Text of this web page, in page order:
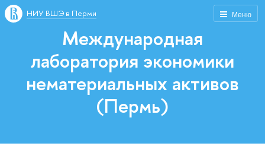
Меню
НИУ ВШЭ в Перми
Международная
лаборатория экономики
нематериальных активов
(Пермь)